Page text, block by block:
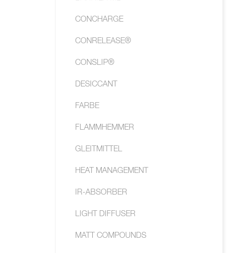
CONCHARGE
CONRELEASE®
CONSLIP®
DESICCANT
FARBE
FLAMMHEMMER
GLEITMITTEL
HEAT MANAGEMENT
IR-ABSORBER
LIGHT DIFFUSER
MATT COMPOUNDS